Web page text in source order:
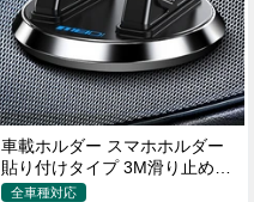
車載ホルダー スマホホルダー
貼り付けタイプ 3M滑り止めシ
リコンパッド 全機種
全車種対応